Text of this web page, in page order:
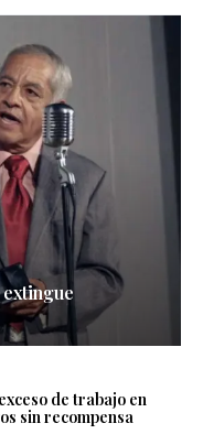
de trabajo en
sin recompensa